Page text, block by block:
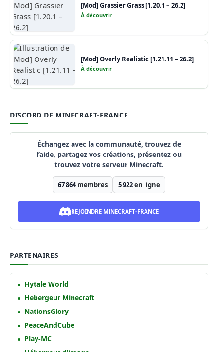
[Mod] Grassier Grass [1.20.1 – 26.2]
À découvrir
[Mod] Overly Realistic [1.21.11 – 26.2]
À découvrir
DISCORD DE MINECRAFT-FRANCE
Échangez avec la communauté, trouvez de
l’aide, partagez vos créations, présentez ou
trouvez votre serveur Minecraft.
67 864membres 5 922en ligne
REJOINDRE MINECRAFT-FRANCE
PARTENAIRES
Hytale World
Hebergeur Minecraft
NationsGlory
PeaceAndCube
Play-MC